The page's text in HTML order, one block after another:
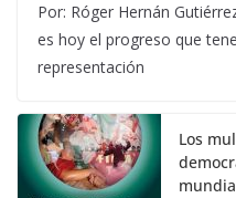
Por: Róger Hernán
es hoy el progreso que
representación
Los